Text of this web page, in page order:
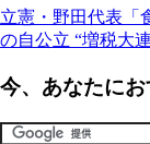
立憲・野田代表「
の自公立 “増税大
今、あなたに